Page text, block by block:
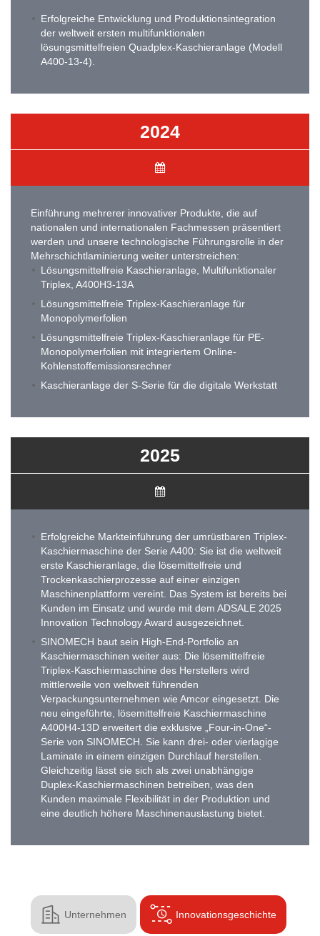
Erfolgreiche Entwicklung und Produktionsintegration
der weltweit ersten multifunktionalen
lösungsmittelfreien Quadplex-Kaschieranlage (Modell
A400-13-4).
2024
Einführung mehrerer innovativer Produkte, die auf
nationalen und internationalen Fachmessen präsentiert
werden und unsere technologische Führungsrolle in der
Mehrschichtlaminierung weiter unterstreichen:
Lösungsmittelfreie Kaschieranlage, Multifunktionaler
Triplex, A400H3-13A
Lösungsmittelfreie Triplex-Kaschieranlage für
Monopolymerfolien
Lösungsmittelfreie Triplex-Kaschieranlage für PE-
Monopolymerfolien mit integriertem Online-
Kohlenstoffemissionsrechner
Kaschieranlage der S-Serie für die digitale Werkstatt
2025
Erfolgreiche Markteinführung der umrüstbaren Triplex-
Kaschiermaschine der Serie A400: Sie ist die weltweit
erste Kaschieranlage, die lösemittelfreie und
Trockenkaschierprozesse auf einer einzigen
Maschinenplattform vereint. Das System ist bereits bei
Kunden im Einsatz und wurde mit dem ADSALE 2025
Innovation Technology Award ausgezeichnet.
SINOMECH baut sein High-End-Portfolio an
Kaschiermaschinen weiter aus: Die lösemittelfreie
Triplex-Kaschiermaschine des Herstellers wird
mittlerweile von weltweit führenden
Verpackungsunternehmen wie Amcor eingesetzt. Die
neu eingeführte, lösemittelfreie Kaschiermaschine
A400H4-13D erweitert die exklusive „Four-in-One“-
Serie von SINOMECH. Sie kann drei- oder vierlagige
Laminate in einem einzigen Durchlauf herstellen.
Gleichzeitig lässt sie sich als zwei unabhängige
Duplex-Kaschiermaschinen betreiben, was den
Kunden maximale Flexibilität in der Produktion und
eine deutlich höhere Maschinenauslastung bietet.
 Unternehmen  Innovationsgeschichte